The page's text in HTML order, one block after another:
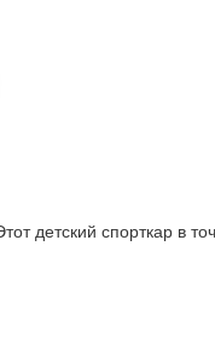
детский спорткар в